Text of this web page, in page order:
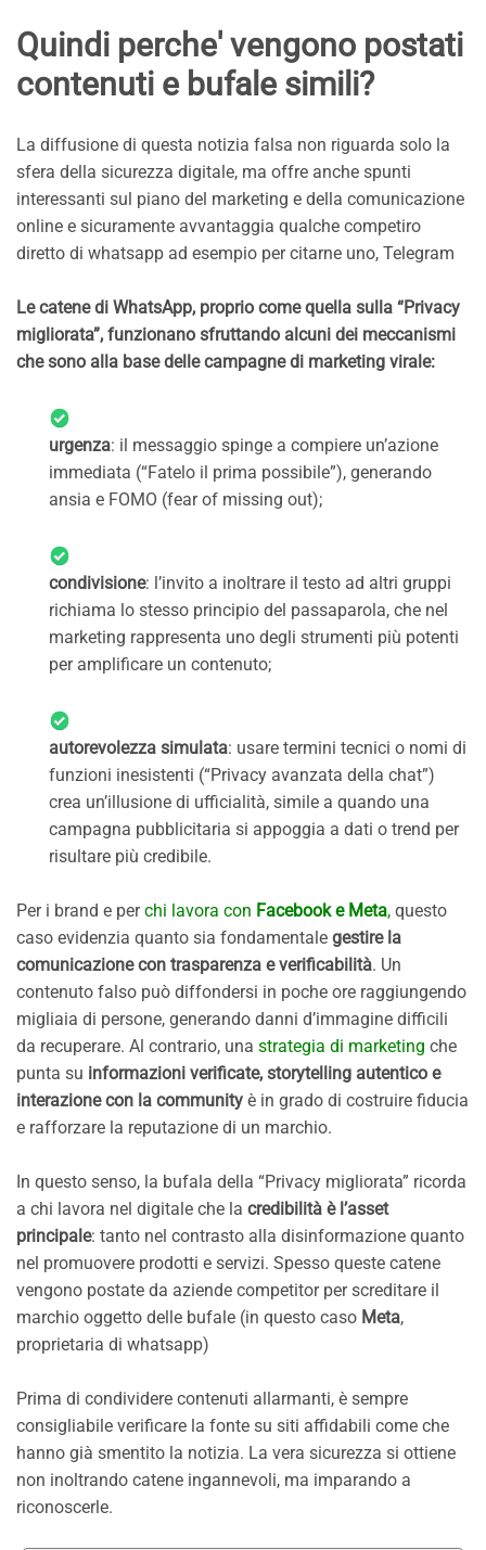
Quindi perche' vengono postati
contenuti e bufale simili?
La diffusione di questa notizia falsa non riguarda solo la
sfera della sicurezza digitale, ma offre anche spunti
interessanti sul piano del marketing e della comunicazione
online e sicuramente avvantaggia qualche competiro
diretto di whatsapp ad esempio per citarne uno, Telegram
Le catene di WhatsApp, proprio come quella sulla “Privacy
migliorata”, funzionano sfruttando alcuni dei meccanismi
che sono alla base delle campagne di marketing virale:
urgenza: il messaggio spinge a compiere un’azione
immediata (“Fatelo il prima possibile”), generando
ansia e FOMO (fear of missing out);
condivisione: l’invito a inoltrare il testo ad altri gruppi
richiama lo stesso principio del passaparola, che nel
marketing rappresenta uno degli strumenti più potenti
per amplificare un contenuto;
autorevolezza simulata: usare termini tecnici o nomi di
funzioni inesistenti (“Privacy avanzata della chat”)
crea un’illusione di ufficialità, simile a quando una
campagna pubblicitaria si appoggia a dati o trend per
risultare più credibile.
Per i brand e perchi lavora con Facebook e Meta, questo
caso evidenzia quanto sia fondamentale gestire la
comunicazione con trasparenza e verificabilità. Un
contenuto falso può diffondersi in poche ore raggiungendo
migliaia di persone, generando danni d’immagine difficili
da recuperare. Al contrario, una strategia di marketing che
punta su informazioni verificate, storytelling autentico e
interazione con la community è in grado di costruire fiducia
e rafforzare la reputazione di un marchio.
In questo senso, la bufala della “Privacy migliorata” ricorda
a chi lavora nel digitale che la credibilità è l’asset
principale: tanto nel contrasto alla disinformazione quanto
nel promuovere prodotti e servizi. Spesso queste catene
vengono postate da aziende competitor per screditare il
marchio oggetto delle bufale (in questo caso Meta,
proprietaria di whatsapp)
Prima di condividere contenuti allarmanti, è sempre
consigliabile verificare la fonte su siti affidabili come che
hanno già smentito la notizia. La vera sicurezza si ottiene
non inoltrando catene ingannevoli, ma imparando a
riconoscerle.